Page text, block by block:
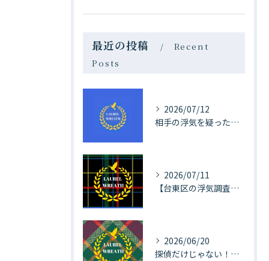
最近の投稿
Recent
Posts
2026/07/12
相手の浮気を疑ったまま夏季休暇へ。様子見？それとも探偵へ浮気調査を依頼する？
2026/07/11
【台東区の浮気調査】浮気は一度発覚済み。ICカードの確認で防止するはずが・・・。
2026/06/20
探偵だけじゃない！対象もBarにいる他。お酒にまつわる【江戸川区の浮気調査事例】